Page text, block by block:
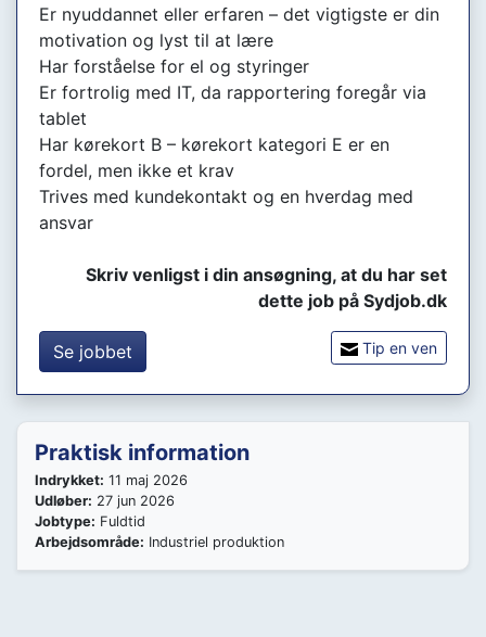
Er nyuddannet eller erfaren – det vigtigste er din
motivation og lyst til at lære
Har forståelse for el og styringer
Er fortrolig med IT, da rapportering foregår via
tablet
Har kørekort B – kørekort kategori E er en
fordel, men ikke et krav
Trives med kundekontakt og en hverdag med
ansvar
Skriv venligst i din ansøgning, at du har set
dette job på Sydjob.dk
Se jobbet Tip en ven
Praktisk information
Indrykket: 11 maj 2026
Udløber: 27 jun 2026
Jobtype: Fuldtid
Arbejdsområde: Industriel produktion